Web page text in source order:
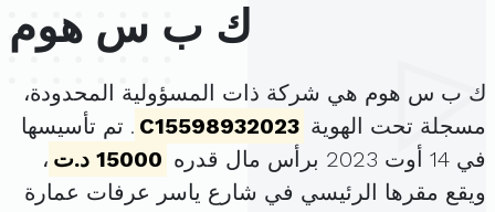
ك ب س هوم
ك ب س هوم هي شركة ذات المسؤولية المحدودة،
مسجلة تحت الهوية C15598932023 . تم تأسيسها
في 14 أوت 2023 برأس مال قدره
15000 د.ت
،
ويقع مقرها الرئيسي في شارع ياسر عرفات عمارة